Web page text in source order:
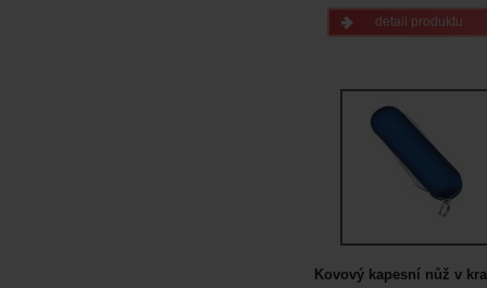
detail produktu
Kovový kapesní nůž v